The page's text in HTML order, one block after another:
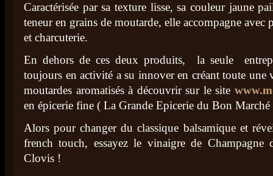
Caractérisée par sa texture lisse, sa couleur jaune
teneur en grains de moutarde, elle accompagne avec
et charcuterie.
En dehors de ces deux produits, la seule
toujours en activité a su innover en créant toute une
moutardes aromatisés à découvrir sur le site
en épicerie fine ( La Grande Epicerie du Bon Marché
Alors pour changer du classique balsamique et
french touch, essayez le vinaigre de Champagne
Clovis !